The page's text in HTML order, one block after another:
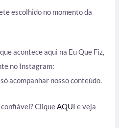
escolhido no momento da
acontece aqui na Eu Que Fiz,
no Instagram:
acompanhar nosso conteúdo.
confiável? CliqueAQUI e veja